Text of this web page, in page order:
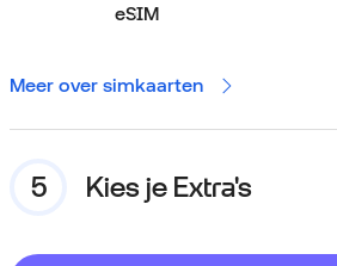
eSIM
Meer over simkaarten
Kies je Extra's